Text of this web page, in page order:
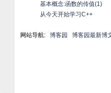
基本概念:函数的传值(1)
从今天开始学习C++
网站导航: 博客园 博客园最新博